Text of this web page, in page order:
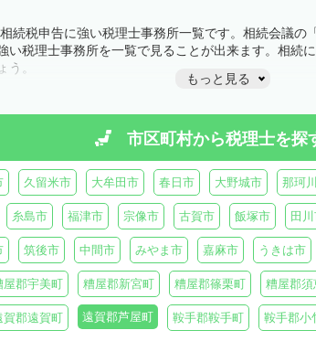
続税申告に強い税理士事務所一覧です。相続会議の
い税理士事務所を一覧で見ることが出来ます。相続
う。
もっと見る
市区町村から税理士を探
久留米市 大牟田市 春日市 大野城市 那珂
糸島市 福津市 宗像市 古賀市 飯塚市 田
筑後市 中間市 みやま市 嘉麻市 うきは市
屋郡宇美町 糟屋郡新宮町 糟屋郡篠栗町 糟屋郡須
賀郡遠賀町 遠賀郡芦屋町 鞍手郡鞍手町 鞍手郡小